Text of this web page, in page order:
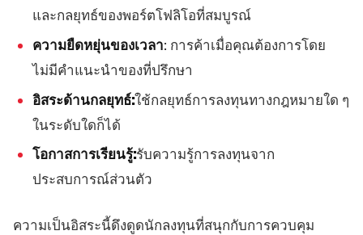
และกลยุทธ์ของพอร์ตโฟลิโอที่สมบูรณ์
ความยืดหยุ่นของเวลา: การค้าเมื่อคุณต้องการโดย
ไม่มีคำแนะนำของที่ปรึกษา
อิสระด้านกลยุทธ์:ใช้กลยุทธ์การลงทุนทางกฎหมายใด ๆ
ในระดับใดก็ได้
โอกาสการเรียนรู้:รับความรู้การลงทุนจาก
ประสบการณ์ส่วนตัว
ความเป็นอิสระนี้ดึงดูดนักลงทุนที่สนุกกับการควบคุม